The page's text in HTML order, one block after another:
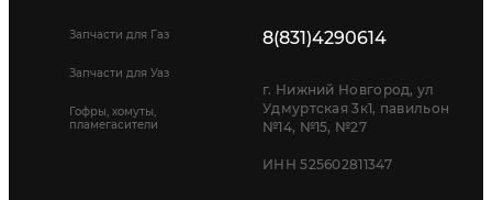
Запчасти для Газ
Запчасти для Уаз
Гофры, хомуты,
пламегасители
8(831)4290614
г. Нижний Новгород, ул
Удмуртская 3к1, павильон
№14, №15, №27
ИНН 525602811347